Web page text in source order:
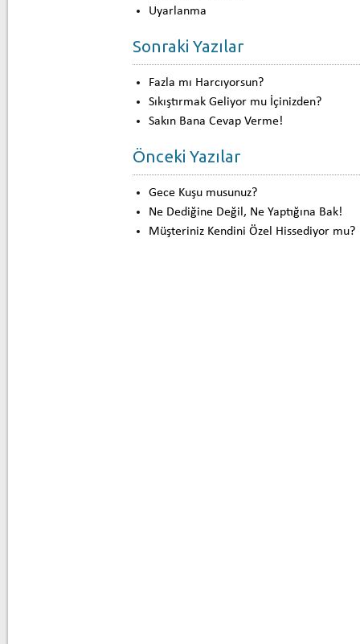
Uyarlanma
Sonraki Yazılar
Fazla mı Harcıyorsun?
Sıkıştırmak Geliyor mu İçinizden?
Sakın Bana Cevap Verme!
Önceki Yazılar
Gece Kuşu musunuz?
Ne Dediğine Değil, Ne Yaptığına Bak!
Müşteriniz Kendini Özel Hissediyor mu?